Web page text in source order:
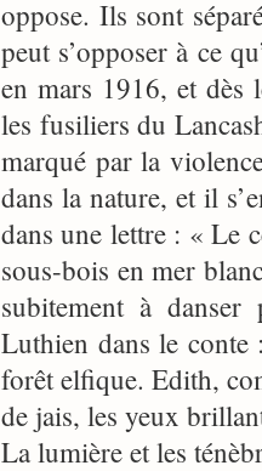
oppose. Ils sont
peut s’opposer à ce
en mars 1916, et
les fusiliers du
marqué par la
dans la nature, et il
dans une lettre : « Le
sous-bois en mer
subitement à
Luthien dans le conte
forêt elfique. Edith,
de jais, les yeux
La lumière et les